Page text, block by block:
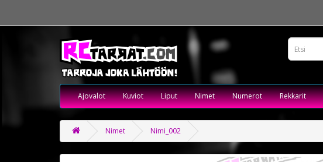
Ajovalot Kuviot Liput Nimet Numerot Rekkarit
Nimet Nimi_002